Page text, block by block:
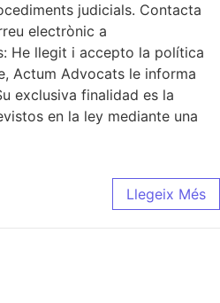
judicials. Contacta
electrònic a
He llegit i accepto la política
Actum Advocats le informa
exclusiva finalidad es la
en la ley mediante una
Llegeix Més